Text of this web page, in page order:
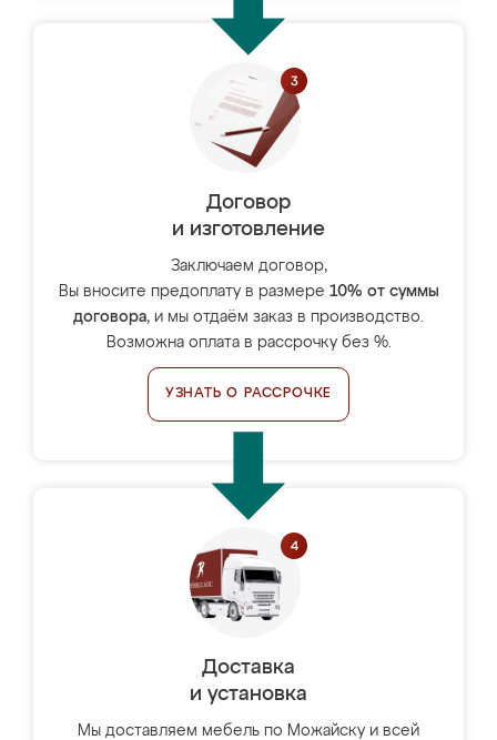
Договор
и изготовление
Заключаем договор,
Вы вносите предоплату в размере 10% от суммы
договора, и мы отдаём заказ в производство.
Возможна оплата в рассрочку без %.
УЗНАТЬ О РАССРОЧКЕ
Доставка
и установка
Мы доставляем мебель по Можайску и всей